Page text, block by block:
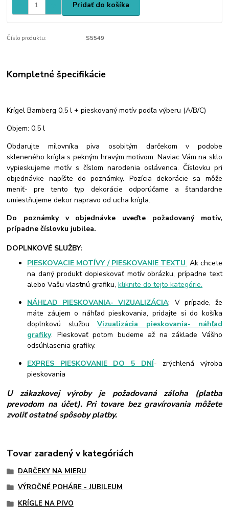
Pridať do košíka
Číslo produktu: S5549
Kompletné špecifikácie
Krígel Bamberg 0,5 l + pieskovaný motív podľa výberu (A/B/C)
Objem: 0,5 l
Obdarujte milovníka piva osobitým darčekom v podobe
skleneného krígla s pekným hravým motívom. Naviac Vám na sklo
vypieskujeme motív s číslom narodenia oslávenca. Číslovku pri
objednávke napíšte do poznámky. Pozícia dekorácie sa môže
meniť- pre tento typ dekorácie odporúčame a štandardne
umiestňujeme dekor napravo od ucha krígla.
Do poznámky v objednávke uveďte požadovaný motív,
prípadne číslovku jubilea.
DOPLNKOVÉ SLUŽBY:
PIESKOVACIE MOTÍVY / PIESKOVANIE TEXTU: Ak chcete
na daný produkt dopieskovať motív obrázku, prípadne text
alebo Vašu vlastnú grafiku,kliknite do tejto kategórie.
NÁHĽAD PIESKOVANIA- VIZUALIZÁCIA: V prípade, že
máte záujem o náhľad pieskovania, pridajte si do košíka
doplnkovú službuVizualizácia pieskovania- náhľad
grafiky. Pieskovať potom budeme až na základe Vášho
odsúhlasenia grafiky.
EXPRES PIESKOVANIE DO 5 DNÍ- zrýchlená výroba
pieskovania
U zákazkovej výroby je požadovaná záloha (platba
prevodom na účet). Pri tovare bez gravírovania môžete
zvoliť ostatné spôsoby platby.
Tovar zaradený v kategóriách
DARČEKY NA MIERU
VÝROČNÉ POHÁRE - JUBILEUM
KRÍGLE NA PIVO